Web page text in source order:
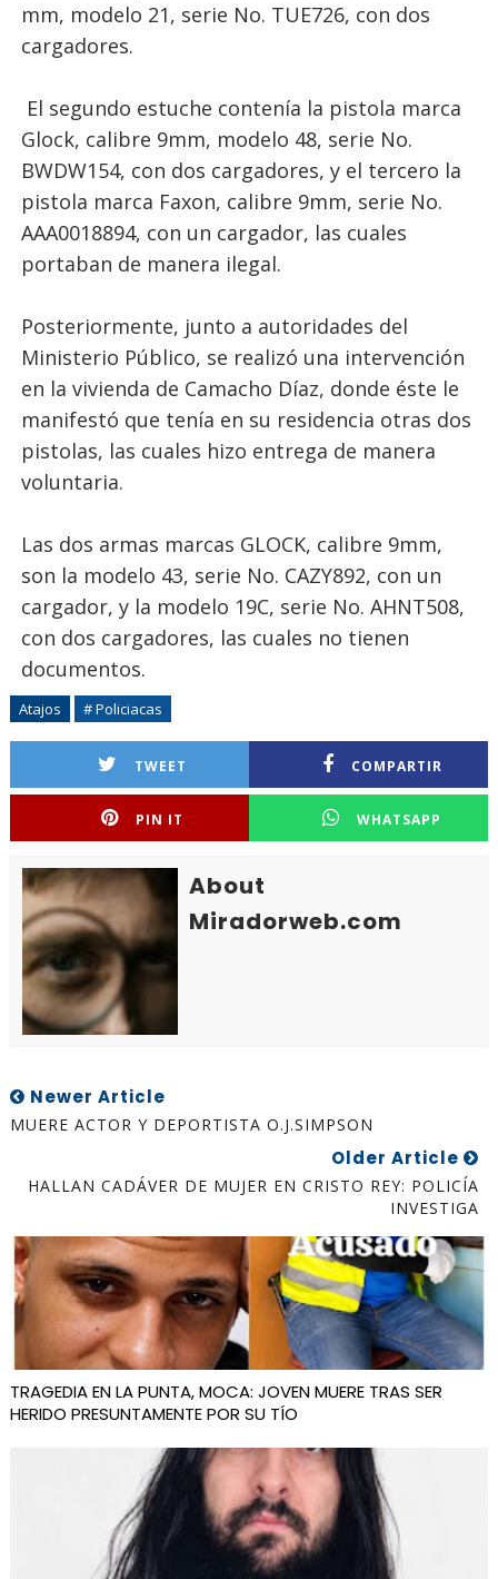
mm, modelo 21, serie No. TUE726, con dos
cargadores.
El segundo estuche contenía la pistola marca
Glock, calibre 9mm, modelo 48, serie No.
BWDW154, con dos cargadores, y el tercero la
pistola marca Faxon, calibre 9mm, serie No.
AAA0018894, con un cargador, las cuales
portaban de manera ilegal.
Posteriormente, junto a autoridades del
Ministerio Público, se realizó una intervención
en la vivienda de Camacho Díaz, donde éste le
manifestó que tenía en su residencia otras dos
pistolas, las cuales hizo entrega de manera
voluntaria.
Las dos armas marcas GLOCK, calibre 9mm,
son la modelo 43, serie No. CAZY892, con un
cargador, y la modelo 19C, serie No. AHNT508,
con dos cargadores, las cuales no tienen
documentos.
Atajos # Policiacas
TWEET COMPARTIR
PIN IT WHATSAPP
About
Miradorweb.com
Newer Article
MUERE ACTOR Y DEPORTISTA O.J.SIMPSON
Older Article
HALLAN CADÁVER DE MUJER EN CRISTO REY: POLICÍA
INVESTIGA
TRAGEDIA EN LA PUNTA, MOCA: JOVEN MUERE TRAS SER
HERIDO PRESUNTAMENTE POR SU TÍO